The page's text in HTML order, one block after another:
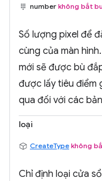
number không bắt
Số lượng pixel để
cùng của màn
mới sẽ được bù
được lấy tiêu điểm
qua đối với các
loại
CreateType không
Chỉ định loại cửa